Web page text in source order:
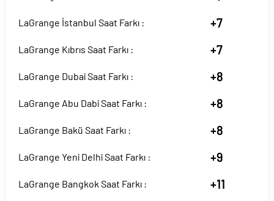
LaGrange İstanbul Saat Farkı : +7
LaGrange Kıbrıs Saat Farkı : +7
LaGrange Dubai Saat Farkı : +8
LaGrange Abu Dabi Saat Farkı : +8
LaGrange Bakü Saat Farkı : +8
LaGrange Yeni Delhi Saat Farkı : +9
LaGrange Bangkok Saat Farkı : +11